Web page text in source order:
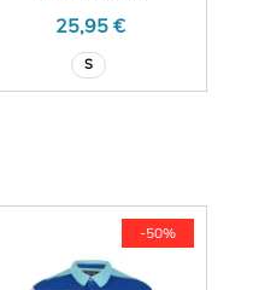
25,95 €
S
-50%